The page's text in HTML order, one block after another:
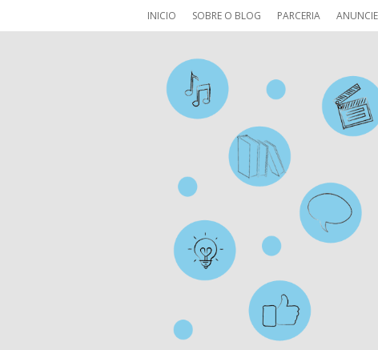
INICIO SOBRE O BLOG PARCERIA ANUNCIE